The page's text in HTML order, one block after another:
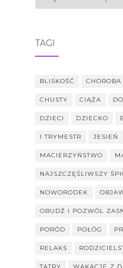
TAGI
BLISKOŚĆ CHOROBA
CHUSTY CIĄŻA
DZIECI DZIECKO
I TRYMESTR JESIEŃ
MACIERZYŃSTWO
NAJSZCZĘŚLIWSZY
NOWORODEK
OBUDŹ I POZWÓL
PORÓD POŁÓG
RELAKS